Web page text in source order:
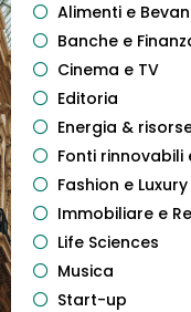
Alimenti e
Banche e
Cinema e TV
Editoria
Energia &
Fonti rinnovabili
Fashion e Luxury
Immobiliare e
Life Sciences
Musica
Start-up